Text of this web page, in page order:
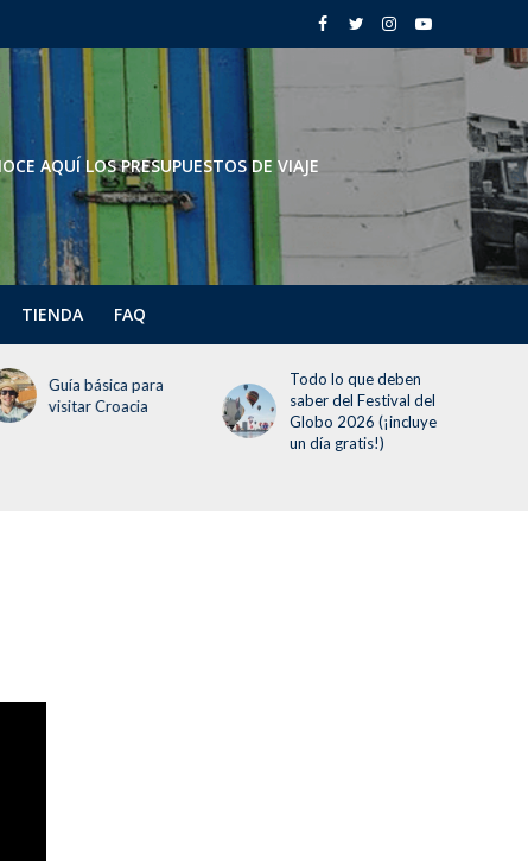
AQUÍ LOS PRESUPUESTOS DE VIAJE
TIENDA FAQ
Todo lo que deben
saber del Festival del
Globo 2026 (¡incluye
Todo lo que debes
saber sobre la
temporada navideña
en Disneyland